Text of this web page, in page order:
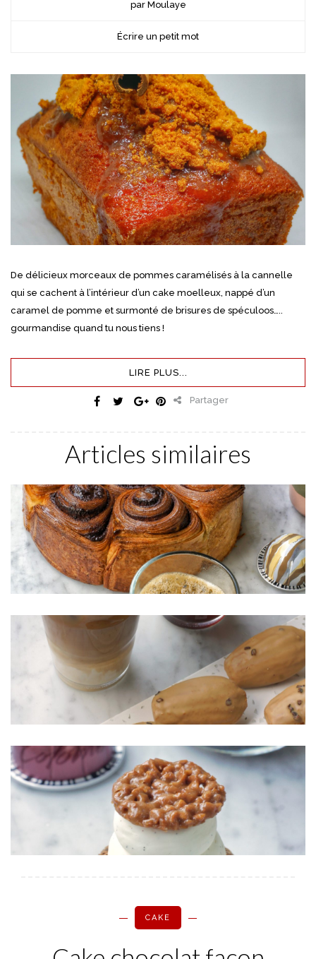
par Moulaye
Écrire un petit mot
De délicieux morceaux de pommes caramélisés à la cannelle
qui se cachent à l’intérieur d’un cake moelleux, nappé d’un
caramel de pomme et surmonté de brisures de spéculoos…..
gourmandise quand tu nous tiens !
LIRE PLUS...
Partager
Articles similaires
CAKE